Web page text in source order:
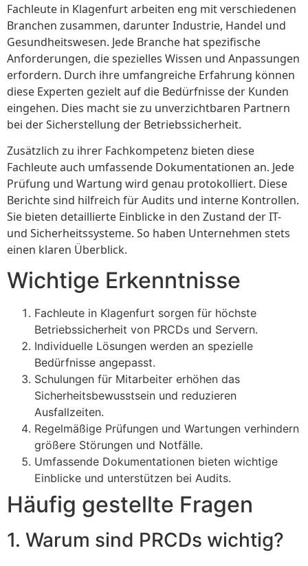
Fachleute in Klagenfurt arbeiten eng mit verschiedenen
Branchen zusammen, darunter Industrie, Handel und
Gesundheitswesen. Jede Branche hat spezifische
Anforderungen, die spezielles Wissen und Anpassungen
erfordern. Durch ihre umfangreiche Erfahrung können
diese Experten gezielt auf die Bedürfnisse der Kunden
eingehen. Dies macht sie zu unverzichtbaren Partnern
bei der Sicherstellung der Betriebssicherheit.
Zusätzlich zu ihrer Fachkompetenz bieten diese
Fachleute auch umfassende Dokumentationen an. Jede
Prüfung und Wartung wird genau protokolliert. Diese
Berichte sind hilfreich für Audits und interne Kontrollen.
Sie bieten detaillierte Einblicke in den Zustand der IT-
und Sicherheitssysteme. So haben Unternehmen stets
einen klaren Überblick.
Wichtige Erkenntnisse
Fachleute in Klagenfurt sorgen für höchste
Betriebssicherheit von PRCDs und Servern.
Individuelle Lösungen werden an spezielle
Bedürfnisse angepasst.
Schulungen für Mitarbeiter erhöhen das
Sicherheitsbewusstsein und reduzieren
Ausfallzeiten.
Regelmäßige Prüfungen und Wartungen verhindern
größere Störungen und Notfälle.
Umfassende Dokumentationen bieten wichtige
Einblicke und unterstützen bei Audits.
Häufig gestellte Fragen
1. Warum sind PRCDs wichtig?